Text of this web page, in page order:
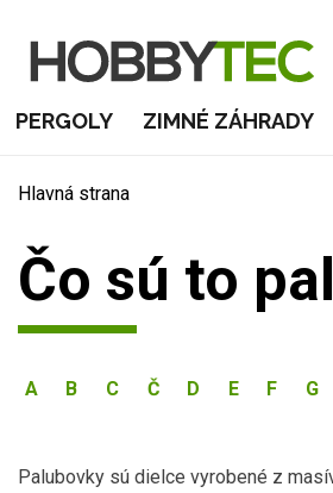
PERGOLY ZIMNÉ ZÁHRADY
Hlavná strana
Čo sú to
A B C Č D E F G
Palubovky sú dielce vyrobené z